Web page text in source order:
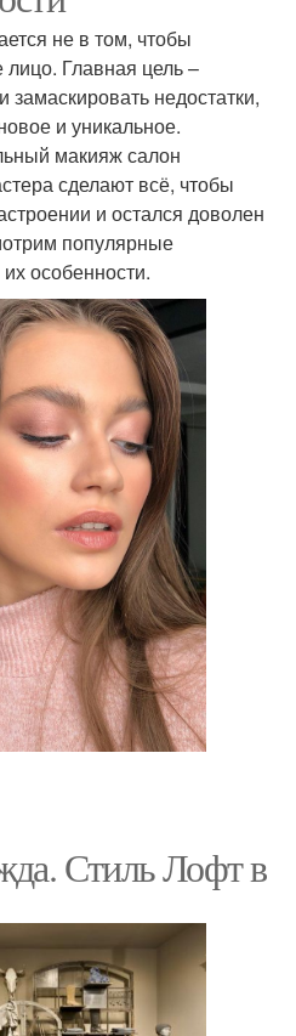
не в том, чтобы
лицо. Главная цель –
замаскировать недостатки,
и уникальное.
макияж салон
сделают всё, чтобы
и остался доволен
популярные
особенности.
Стиль Лофт в